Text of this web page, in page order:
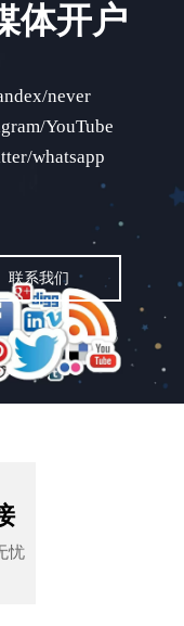
体开户
never
YouTube
whatsapp
联系我们
体开户
never
YouTube
whatsapp
联系我们
忧
忧